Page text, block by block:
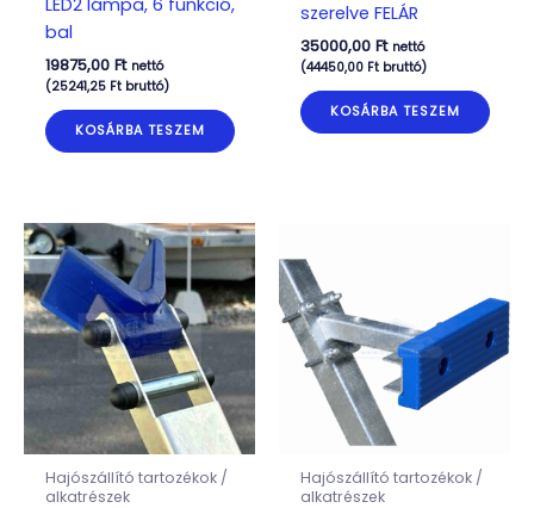
bal
19875,00 Ft nettó
(25241,25 Ftbruttó)
KOSÁRBA TESZEM
szerelve FELÁR
35000,00 Ft nettó
(44450,00 Ftbruttó)
KOSÁRBA TESZEM
Hajószállító tartozékok /
alkatrészek
Hajószállító tartozékok /
alkatrészek